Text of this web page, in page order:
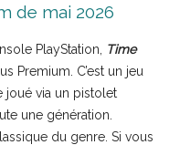
de mai 2026
PlayStation,
Time
Premium. C’est un jeu
joué via un pistolet
une génération.
du genre. Si vous